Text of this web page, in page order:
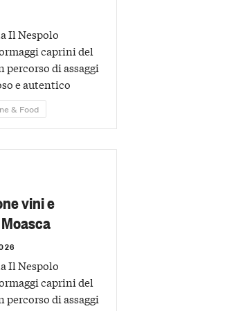
Il Nespolo
caprini del
di assaggi
e autentico
& Food
vini e
Il Nespolo
caprini del
di assaggi